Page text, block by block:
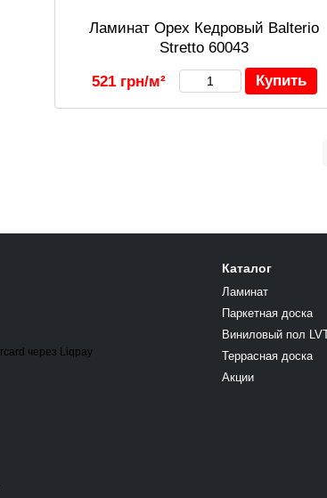
Ламинат Орех Кедровый Balterio
Stretto 60043
521 грн/м² Купить
Каталог
Ламинат
Паркетная доска
Виниловый пол
Террасная доска
Акции